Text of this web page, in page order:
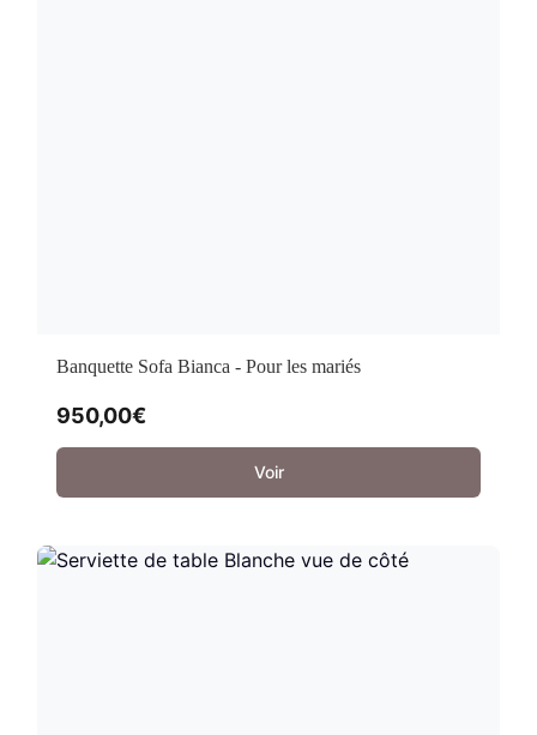
Banquette Sofa Bianca - Pour les mariés
950,00€
Voir